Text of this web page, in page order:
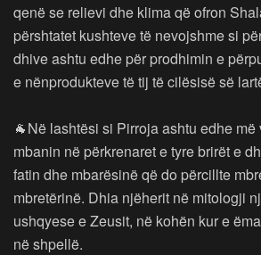
qenë se relievi dhe klima që ofron
përshtatet kushteve të nevojshme si
dhive ashtu edhe për prodhimin e
e nënprodukteve të tij të cilësisë së
🐐Në lashtësi si Pirroja ashtu edhe
mbanin në përkrenaret e tyre brirët e
fatin dhe mbarësinë që do përcillte
mbretërinë. Dhia njëherit në mitologji
ushqyese e Zeusit, në kohën kur e
në shpellë.